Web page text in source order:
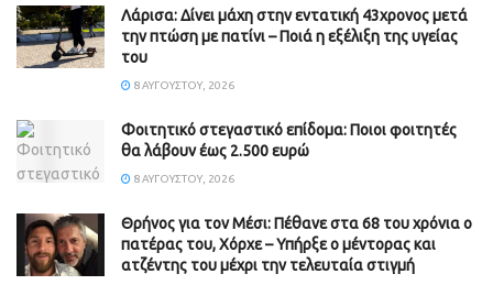
Λάρισα: Δίνει μάχη στην εντατική 43χρονος μετά
την πτώση με πατίνι – Ποιά η εξέλιξη της υγείας
του
8 ΑΥΓΟΎΣΤΟΥ, 2026
Φοιτητικό στεγαστικό επίδομα: Ποιοι φοιτητές
θα λάβουν έως 2.500 ευρώ
8 ΑΥΓΟΎΣΤΟΥ, 2026
Θρήνος για τον Μέσι: Πέθανε στα 68 του χρόνια ο
πατέρας του, Χόρχε – Υπήρξε ο μέντορας και
ατζέντης του μέχρι την τελευταία στιγμή